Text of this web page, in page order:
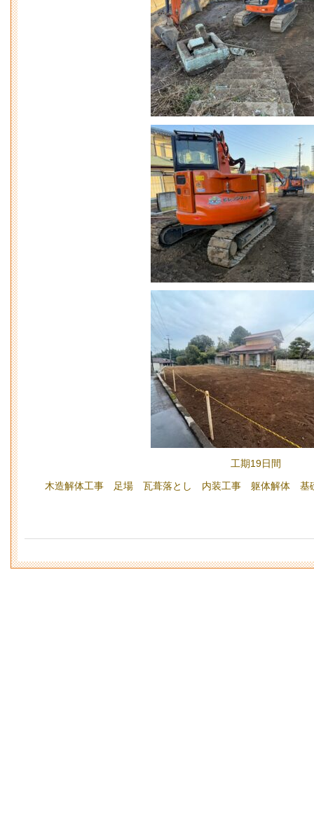
工期19日間
木造解体工事 足場 瓦葺落とし 内装工事 躯体解体 基